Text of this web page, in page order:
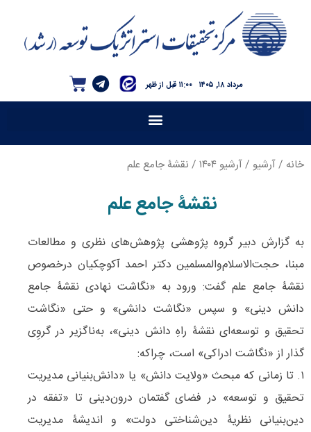
۱۱:۰۰ قبل از ظهر مرداد ۱۸, ۱۴۰۵
خانه /آرشیو /آرشیو ۱۴۰۴ / نقشۀ جامع علم
نقشۀ جامع علم
به گزارش دبیر گروه پژوهشی پژوهش‌های نظری و مطالعات
مبنا، حجت‌الاسلام‌والمسلمین دکتر احمد آکوچکیان درخصوص
نقشۀ جامع علم گفت: ورود به «نگاشت نهادی نقشۀ جامع
دانش دینی» و سپس «نگاشت دانشی» و حتی «نگاشت
تحقیق و توسعه‌ای نقشۀ راهِ دانش دینی»، به‌ناگزیر در گروِی
گذار از «نگاشت ادراکی» است، چراکه:
۱. تا زمانی که مبحث «ولایت دانش» یا «دانش‌‌بنیانی مدیریت
تحقیق و توسعه» در فضای گفتمان درون‌‌دینی تا «تفقه در
دین‌‌بنیانی نظریۀ دین‌شناختی دولت» و اندیشۀ مدیریت